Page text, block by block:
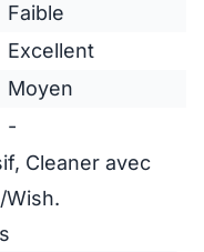
Faible
Excellent
Moyen
-
Cleaner avec
Wish.